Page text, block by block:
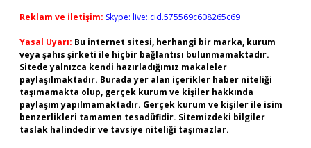
Reklam ve İletişim: Skype: live:.cid.575569c608265c69
Yasal Uyarı: Bu internet sitesi, herhangi bir marka, kurum
veya şahıs şirketi ile hiçbir bağlantısı bulunmamaktadır.
Sitede yalnızca kendi hazırladığımız makaleler
paylaşılmaktadır. Burada yer alan içerikler haber niteliği
taşımamakta olup, gerçek kurum ve kişiler hakkında
paylaşım yapılmamaktadır. Gerçek kurum ve kişiler ile isim
benzerlikleri tamamen tesadüfidir. Sitemizdeki bilgiler
taslak halindedir ve tavsiye niteliği taşımazlar.